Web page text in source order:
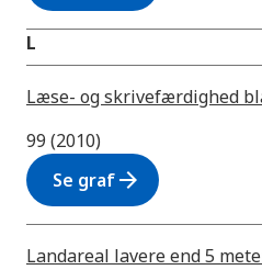
L
Læse- og skrivefærdighed
99 (2010)
Se grafarrow_forward
Landareal lavere end 5